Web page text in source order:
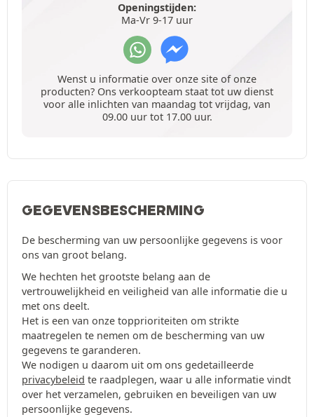
Openingstijden:
Ma-Vr 9-17 uur
Wenst u informatie over onze site of onze
producten? Ons verkoopteam staat tot uw dienst
voor alle inlichten van maandag tot vrijdag, van
09.00 uur tot 17.00 uur.
GEGEVENSBESCHERMING
De bescherming van uw persoonlijke gegevens is voor
ons van groot belang.
We hechten het grootste belang aan de
vertrouwelijkheid en veiligheid van alle informatie die u
met ons deelt.
Het is een van onze topprioriteiten om strikte
maatregelen te nemen om de bescherming van uw
gegevens te garanderen.
We nodigen u daarom uit om ons gedetailleerde
privacybeleid te raadplegen, waar u alle informatie vindt
over het verzamelen, gebruiken en beveiligen van uw
persoonlijke gegevens.